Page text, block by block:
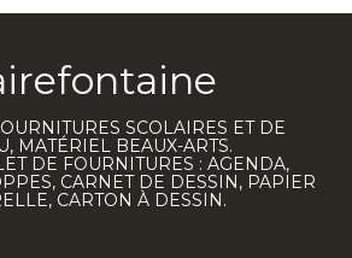
SCOLAIRES ET DE
MATÉRIEL BEAUX-ARTS.
DE FOURNITURES : AGENDA,
CARNET DE DESSIN, PAPIER
CARTON À DESSIN.